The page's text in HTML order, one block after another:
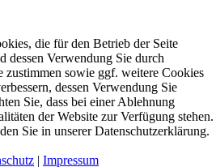
die für den Betrieb der Seite
dessen Verwendung Sie durch
zustimmen sowie ggf. weitere Cookies
dessen Verwendung Sie
Sie, dass bei einer Ablehnung
der Website zur Verfügung stehen.
Sie in unserer Datenschutzerklärung.
| Impressum